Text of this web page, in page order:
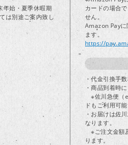
始・夏季休暇期
は別途ご案内致し
カードの場合
せん。
Amazon Payに
ます。
https://
・代金引換手
・商品到着時
※佐川急便（
ドもご利用可能
・お届けは佐
なります。
※ご注文金額
ります。